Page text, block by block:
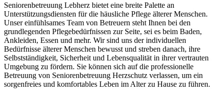
Seniorenbetreuung Lebherz bietet eine breite Palette an
Unterstützungsdiensten für die häusliche Pflege älterer Menschen.
Unser einfühlsames Team von Betreuern steht Ihnen bei den
grundlegenden Pflegebedürfnissen zur Seite, sei es beim Baden,
Ankleiden, Essen und mehr. Wir sind uns der individuellen
Bedürfnisse älterer Menschen bewusst und streben danach, ihre
Selbstständigkeit, Sicherheit und Lebensqualität in ihrer vertrauten
Umgebung zu fördern. Sie können sich auf die professionelle
Betreuung von Seniorenbetreuung Herzschutz verlassen, um ein
sorgenfreies und komfortables Leben im Alter zu Hause zu führen.